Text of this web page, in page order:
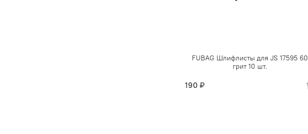
FUBAG Шлифлисты для JS 17595 60
грит 10 шт.
190 ₽